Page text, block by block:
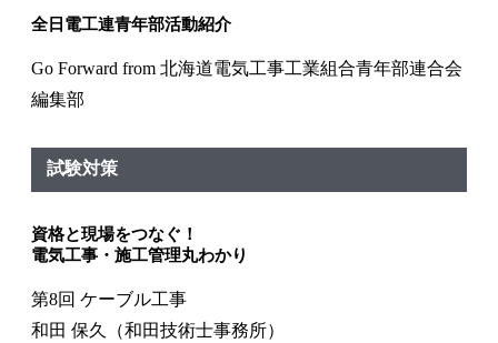
全日電工連青年部活動紹介
Go Forward from 北海道電気工事工業組合青年部連合会
編集部
試験対策
資格と現場をつなぐ！
電気工事・施工管理丸わかり
第8回 ケーブル工事
和田 保久（和田技術士事務所）